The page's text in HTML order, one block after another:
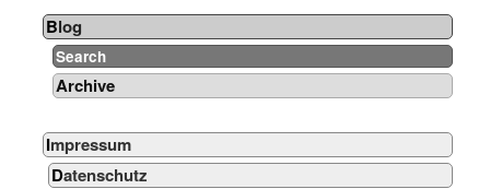
Blog
Search
Archive
Impressum
Datenschutz